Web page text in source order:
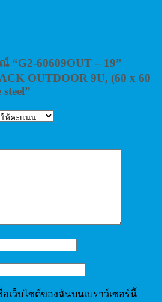
“G2-60609OUT – 19”
OUTDOOR 9U, (60 x 60
เว็บไซต์ของฉันบนเบราว์เซอร์นี้